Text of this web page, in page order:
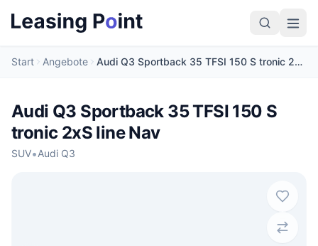
Start Angebote Audi Q3 Sportback 35 TFSI 150 S tronic 2xS line Nav
Audi Q3 Sportback 35 TFSI 150 S
tronic 2xS line Nav
SUV•Audi Q3